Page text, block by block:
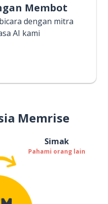
Membot
dengan mitra
AI kami
Memrise
Simak
Pahami orang lain